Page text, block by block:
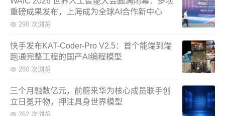
重磅成果发布，上海成为全球AI合作新中心
290 次浏览
快手发布KAT-Coder-Pro V2.5：首个能端到端
跑通完整工程的国产AI编程模型
280 次浏览
三个月融数亿元，前蔚来华为核心成员联手创
立日冕开物，押注具身世界模型
262 次浏览